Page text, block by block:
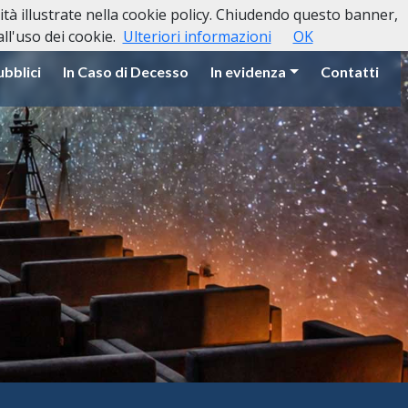
In Caso di Decesso In evidenza Contatti
illustrate nella cookie policy. Chiudendo questo banner,
dei cookie. Ulteriori informazioni OK